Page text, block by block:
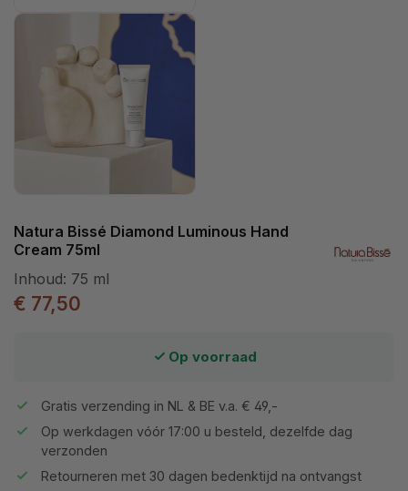
Natura Bissé Diamond Luminous Hand
Cream 75ml
Inhoud: 75 ml
€ 77,50
Op voorraad
Gratis verzending in NL & BE v.a. € 49,-
Op werkdagen vóór 17:00 u besteld, dezelfde dag
verzonden
Retourneren met 30 dagen bedenktijd na ontvangst